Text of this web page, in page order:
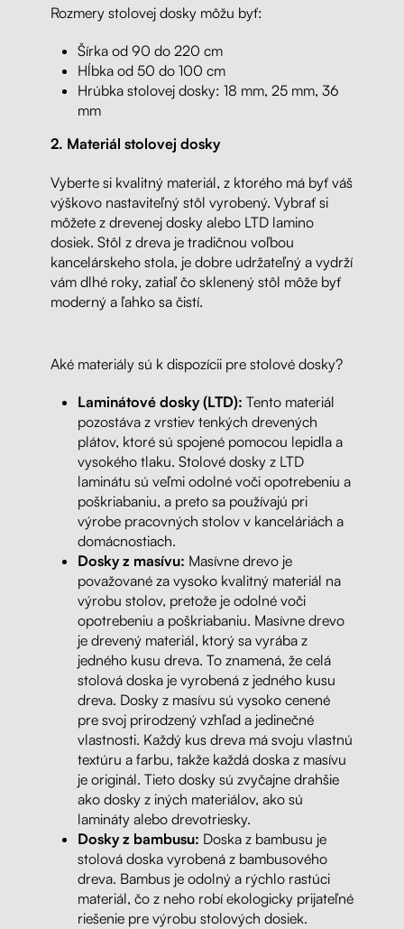
Rozmery stolovej dosky môžu byť:
Šírka od 90 do 220 cm
Hĺbka od 50 do 100 cm
Hrúbka stolovej dosky: 18 mm, 25 mm, 36
mm
2. Materiál stolovej dosky
Vyberte si kvalitný materiál, z ktorého má byť váš
výškovo nastaviteľný stôl vyrobený. Vybrať si
môžete z drevenej dosky alebo LTD lamino
dosiek. Stôl z dreva je tradičnou voľbou
kancelárskeho stola, je dobre udržateľný a vydrží
vám dlhé roky, zatiaľ čo sklenený stôl môže byť
moderný a ľahko sa čistí.
Aké materiály sú k dispozícii pre stolové dosky?
Laminátové dosky (LTD): Tento materiál
pozostáva z vrstiev tenkých drevených
plátov, ktoré sú spojené pomocou lepidla a
vysokého tlaku. Stolové dosky z LTD
laminátu sú veľmi odolné voči opotrebeniu a
poškriabaniu, a preto sa používajú pri
výrobe pracovných stolov v kanceláriách a
domácnostiach.
Dosky z masívu: Masívne drevo je
považované za vysoko kvalitný materiál na
výrobu stolov, pretože je odolné voči
opotrebeniu a poškriabaniu. Masívne drevo
je drevený materiál, ktorý sa vyrába z
jedného kusu dreva. To znamená, že celá
stolová doska je vyrobená z jedného kusu
dreva. Dosky z masívu sú vysoko cenené
pre svoj prirodzený vzhľad a jedinečné
vlastnosti. Každý kus dreva má svoju vlastnú
textúru a farbu, takže každá doska z masívu
je originál. Tieto dosky sú zvyčajne drahšie
ako dosky z iných materiálov, ako sú
lamináty alebo drevotriesky.
Dosky z bambusu: Doska z bambusu je
stolová doska vyrobená z bambusového
dreva. Bambus je odolný a rýchlo rastúci
materiál, čo z neho robí ekologicky prijateľné
riešenie pre výrobu stolových dosiek.